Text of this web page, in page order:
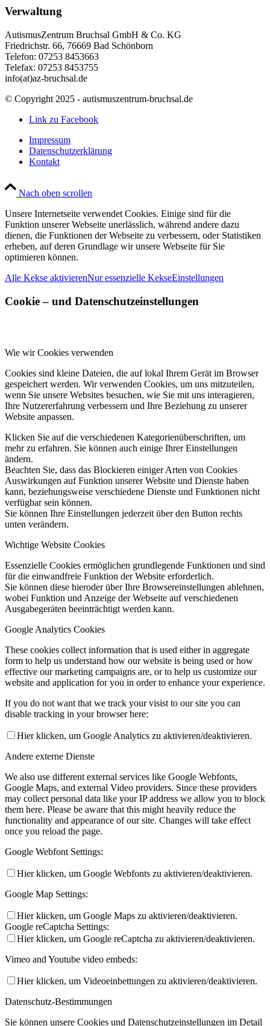
Verwaltung
AutismusZentrum Bruchsal GmbH & Co. KG
Friedrichstr. 66, 76669 Bad Schönborn
Telefon: 07253 8453663
Telefax: 07253 8453755
info(at)az-bruchsal.de
© Copyright 2025 - autismuszentrum-bruchsal.de
Link zu Facebook
Impressum
Datenschutzerklärung
Kontakt
Nach oben scrollen
Unsere Internetseite verwendet Cookies. Einige sind für die
Funktion unserer Webseite unerlässlich, während andere dazu
dienen, die Funktionen der Webseite zu verbessern, oder Statistiken
erheben, auf deren Grundlage wir unsere Webseite für Sie
optimieren können.
Alle Kekse aktivierenNur essenzielle KekseEinstellungen
Cookie – und Datenschutzeinstellungen
Wie wir Cookies verwenden
Cookies sind kleine Dateien, die auf lokal Ihrem Gerät im Browser
gespeichert werden. Wir verwenden Cookies, um uns mitzuteilen,
wenn Sie unsere Websites besuchen, wie Sie mit uns interagieren,
Ihre Nutzererfahrung verbessern und Ihre Beziehung zu unserer
Website anpassen.
Klicken Sie auf die verschiedenen Kategorienüberschriften, um
mehr zu erfahren. Sie können auch einige Ihrer Einstellungen
ändern.
Beachten Sie, dass das Blockieren einiger Arten von Cookies
Auswirkungen auf Funktion unserer Website und Dienste haben
kann, beziehungsweise verschiedene Dienste und Funktionen nicht
verfügbar sein können.
Sie können Ihre Einstellungen jederzeit über den Button rechts
unten verändern.
Wichtige Website Cookies
Essenzielle Cookies ermöglichen grundlegende Funktionen und sind
für die einwandfreie Funktion der Website erforderlich.
Sie können diese hieroder über Ihre Browsereinstellungen ablehnen,
wobei Funktion und Anzeige der Webseite auf verschiedenen
Ausgabegeräten beeinträchtigt werden kann.
Google Analytics Cookies
These cookies collect information that is used either in aggregate
form to help us understand how our website is being used or how
effective our marketing campaigns are, or to help us customize our
website and application for you in order to enhance your experience.
If you do not want that we track your visist to our site you can
disable tracking in your browser here:
Hier klicken, um Google Analytics zu aktivieren/deaktivieren.
Andere externe Dienste
We also use different external services like Google Webfonts,
Google Maps, and external Video providers. Since these providers
may collect personal data like your IP address we allow you to block
them here. Please be aware that this might heavily reduce the
functionality and appearance of our site. Changes will take effect
once you reload the page.
Google Webfont Settings:
Hier klicken, um Google Webfonts zu aktivieren/deaktivieren.
Google Map Settings:
Hier klicken, um Google Maps zu aktivieren/deaktivieren.
Google reCaptcha Settings:
Hier klicken, um Google reCaptcha zu aktivieren/deaktivieren.
Vimeo and Youtube video embeds:
Hier klicken, um Videoeinbettungen zu aktivieren/deaktivieren.
Datenschutz-Bestimmungen
Sie können unsere Cookies und Datenschutzeinstellungen im Detail